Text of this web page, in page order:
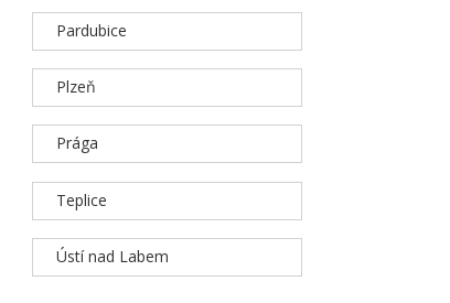
Pardubice
Plzeň
Prága
Teplice
Ústí nad Labem